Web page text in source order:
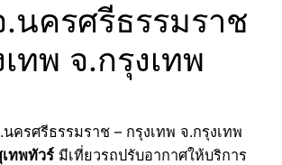
นครศรีธรรมราช
ทพ จ.กรุงเทพ
ครศรีธรรมราช – กรุงเทพ จ.กรุงเทพ
ทพทัวร์ มีเที่ยวรถปรับอากาศให้บริการ